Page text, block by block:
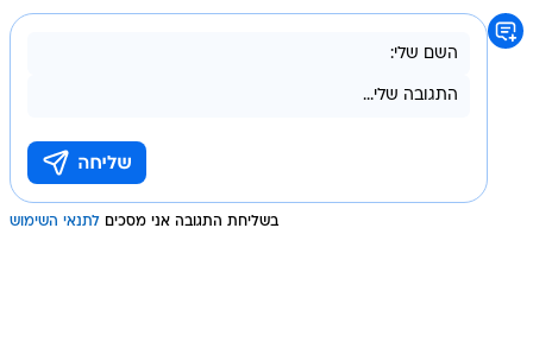
בשליחת התגובה אני מסכים לתנאי השימוש